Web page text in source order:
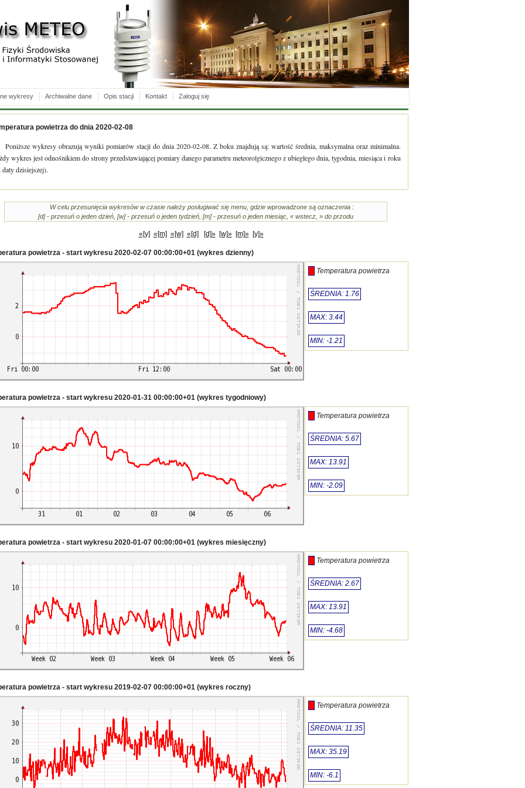
wykresy Archiwalne dane Opis stacji Kontakt Zaloguj się
powietrza do dnia 2020-02-08
Poniższe wykresy obrazują wyniki pomiarów stacji do dnia 2020-02-08. Z boku znajdują są: wartość średnia, maksymalna oraz minimalna.
wykres jest odnośnikiem do strony przedstawiającej pomiary danego parametru meteorolgicznego z ubiegłego dnia, tygodnia, miesiąca i roku
daty dzisiejszej).
W celu przesunięcia wykresów w czasie należy posługiwać się menu, gdzie wprowadzone są oznaczenia :
[d] - przesuń o jeden dzień, [w] - przesuń o jeden tydzień, [m] - przesuń o jeden miesiąc, « wstecz, » do przodu
«[y] «[m] «[w] «[d] [d]» [w]» [m]» [y]»
powietrza - start wykresu 2020-02-07 00:00:00+01 (wykres dzienny)
Temperatura powietrza
ŚREDNIA: 1.76
MAX: 3.44
MIN: -1.21
powietrza - start wykresu 2020-01-31 00:00:00+01 (wykres tygodniowy)
Temperatura powietrza
ŚREDNIA: 5.67
MAX: 13.91
MIN: -2.09
powietrza - start wykresu 2020-01-07 00:00:00+01 (wykres miesięczny)
Temperatura powietrza
ŚREDNIA: 2.67
MAX: 13.91
MIN: -4.68
powietrza - start wykresu 2019-02-07 00:00:00+01 (wykres roczny)
Temperatura powietrza
ŚREDNIA: 11.35
MAX: 35.19
MIN: -6.1